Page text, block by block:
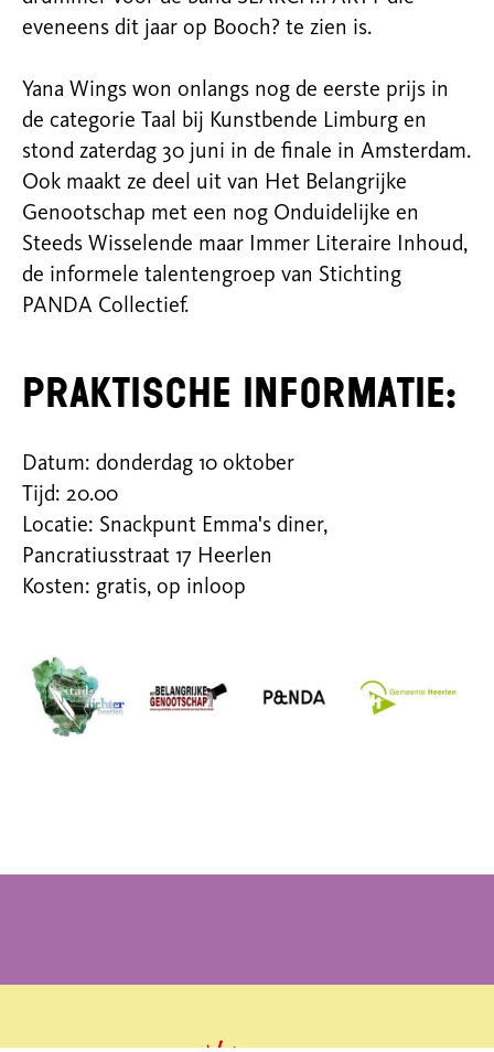
eveneens dit jaar op Booch? te zien is.
Yana Wings won onlangs nog de eerste prijs in
de categorie Taal bij Kunstbende Limburg en
stond zaterdag 30 juni in de finale in Amsterdam.
Ook maakt ze deel uit van Het Belangrijke
Genootschap met een nog Onduidelijke en
Steeds Wisselende maar Immer Literaire Inhoud,
de informele talentengroep van Stichting
PANDA Collectief.
Praktische informatie:
Datum: donderdag 10 oktober
Tijd: 20.00
Locatie: Snackpunt Emma's diner,
Pancratiusstraat 17 Heerlen
Kosten: gratis, op inloop